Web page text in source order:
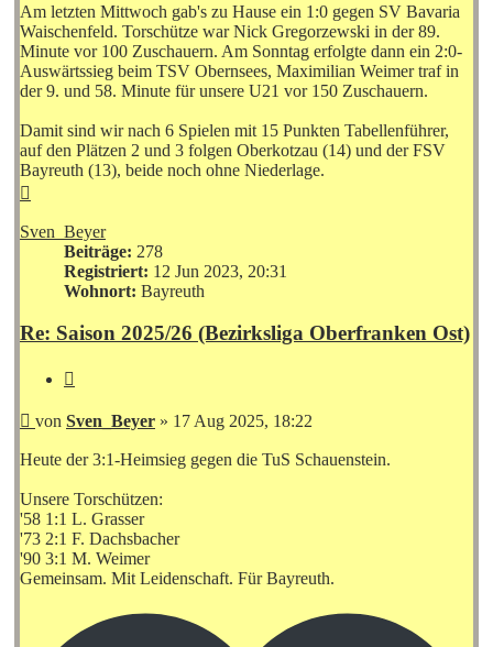
Am letzten Mittwoch gab's zu Hause ein 1:0 gegen SV Bavaria
Waischenfeld. Torschütze war Nick Gregorzewski in der 89.
Minute vor 100 Zuschauern. Am Sonntag erfolgte dann ein 2:0-
Auswärtssieg beim TSV Obernsees, Maximilian Weimer traf in
der 9. und 58. Minute für unsere U21 vor 150 Zuschauern.
Damit sind wir nach 6 Spielen mit 15 Punkten Tabellenführer,
auf den Plätzen 2 und 3 folgen Oberkotzau (14) und der FSV
Bayreuth (13), beide noch ohne Niederlage.
Sven_Beyer
Beiträge: 278
Registriert: 12 Jun 2023, 20:31
Wohnort: Bayreuth
Re: Saison 2025/26 (Bezirksliga Oberfranken Ost)
Beitrag
von Sven_Beyer » 17 Aug 2025, 18:22
Heute der 3:1-Heimsieg gegen die TuS Schauenstein.
Unsere Torschützen:
'58 1:1 L. Grasser
'73 2:1 F. Dachsbacher
'90 3:1 M. Weimer
Gemeinsam. Mit Leidenschaft. Für Bayreuth.